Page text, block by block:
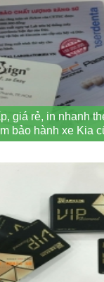
giá rẻ, in nhanh
bảo hành xe Kia